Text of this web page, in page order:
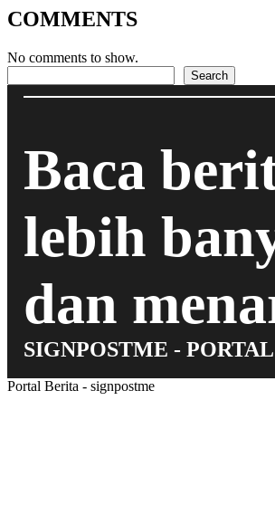
COMMENTS
No comments to show.
Search
Baca
lebih
dan
SIGNPOSTME -
Portal Berita - signpostme